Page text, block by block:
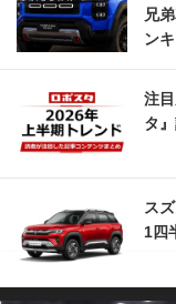
兄
ン
注
タ
ス
1四